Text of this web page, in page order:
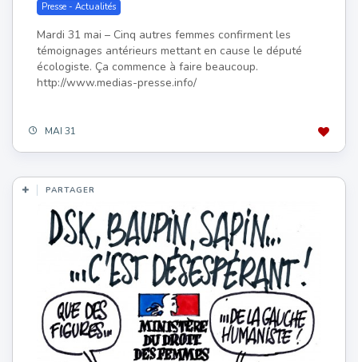
Presse - Actualités
Mardi 31 mai – Cinq autres femmes confirment les
témoignages antérieurs mettant en cause le député
écologiste. Ça commence à faire beaucoup.
http://www.medias-presse.info/
MAI 31
PARTAGER